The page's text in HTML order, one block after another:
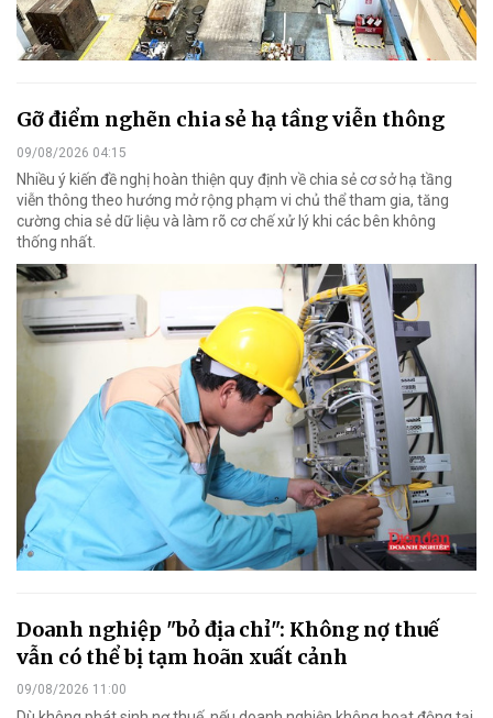
Gỡ điểm nghẽn chia sẻ hạ tầng viễn thông
09/08/2026 04:15
Nhiều ý kiến đề nghị hoàn thiện quy định về chia sẻ cơ sở hạ tầng
viễn thông theo hướng mở rộng phạm vi chủ thể tham gia, tăng
cường chia sẻ dữ liệu và làm rõ cơ chế xử lý khi các bên không
thống nhất.
Doanh nghiệp "bỏ địa chỉ": Không nợ thuế
vẫn có thể bị tạm hoãn xuất cảnh
09/08/2026 11:00